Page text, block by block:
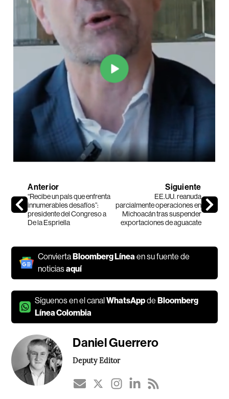
Anterior
“Recibe un país que enfrenta
innumerables desafíos”:
presidente del Congreso a
De la Espriella
Siguiente
EE.UU. reanuda
parcialmente operaciones en
Michoacán tras suspender
exportaciones de aguacate
ConviertaBloomberg Línea en su fuente de
noticiasaquí
Síguenos en el canalWhatsAppdeBloomberg
Línea Colombia
Daniel Guerrero
Deputy Editor